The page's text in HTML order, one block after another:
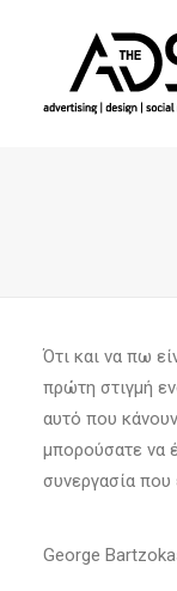
Ότι και να πω
πρώτη στιγμή
αυτό που
μπορούσατε να
συνεργασία που
George